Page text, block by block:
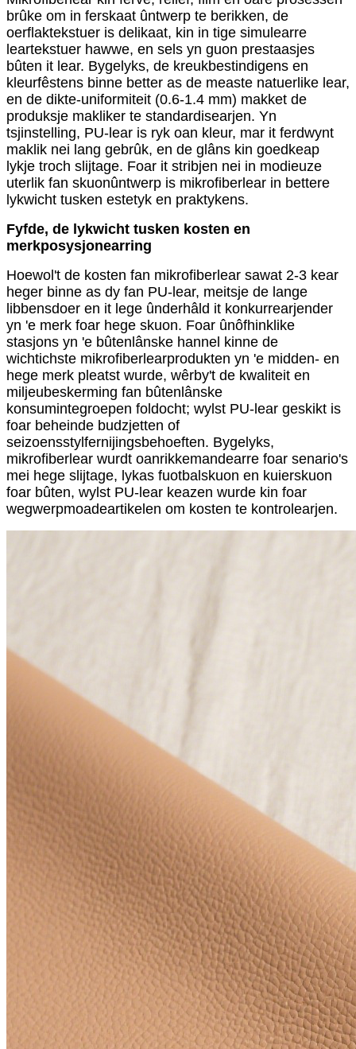
brûke om in ferskaat ûntwerp te berikken, de
oerflaktekstuer is delikaat, kin in tige simulearre
leartekstuer hawwe, en sels yn guon prestaasjes
bûten it lear. Bygelyks, de kreukbestindigens en
kleurfêstens binne better as de measte natuerlike lear,
en de dikte-uniformiteit (0.6-1.4 mm) makket de
produksje makliker te standardisearjen. Yn
tsjinstelling, PU-lear is ryk oan kleur, mar it ferdwynt
maklik nei lang gebrûk, en de glâns kin goedkeap
lykje troch slijtage. Foar it stribjen nei in modieuze
uterlik fan skuonûntwerp is mikrofiberlear in bettere
lykwicht tusken estetyk en praktykens.
Fyfde, de lykwicht tusken kosten en
merkposysjonearring
Hoewol't de kosten fan mikrofiberlear sawat 2-3 kear
heger binne as dy fan PU-lear, meitsje de lange
libbensdoer en it lege ûnderhâld it konkurrearjender
yn 'e merk foar hege skuon. Foar ûnôfhinklike
stasjons yn 'e bûtenlânske hannel kinne de
wichtichste mikrofiberlearprodukten yn 'e midden- en
hege merk pleatst wurde, wêrby't de kwaliteit en
miljeubeskerming fan bûtenlânske
konsumintegroepen foldocht; wylst PU-lear geskikt is
foar beheinde budzjetten of
seizoensstylfernijingsbehoeften. Bygelyks,
mikrofiberlear wurdt oanrikkemandearre foar senario's
mei hege slijtage, lykas fuotbalskuon en kuierskuon
foar bûten, wylst PU-lear keazen wurde kin foar
wegwerpmoadeartikelen om kosten te kontrolearjen.